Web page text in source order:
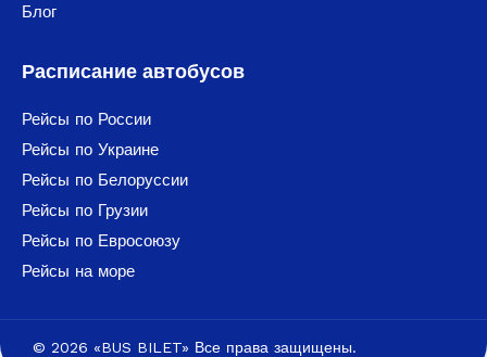
Блог
Расписание автобусов
Рейсы по России
Рейсы по Украине
Рейсы по Белоруссии
Рейсы по Грузии
Рейсы по Евросоюзу
Рейсы на море
© 2026 «BUS BILET» Все права защищены.